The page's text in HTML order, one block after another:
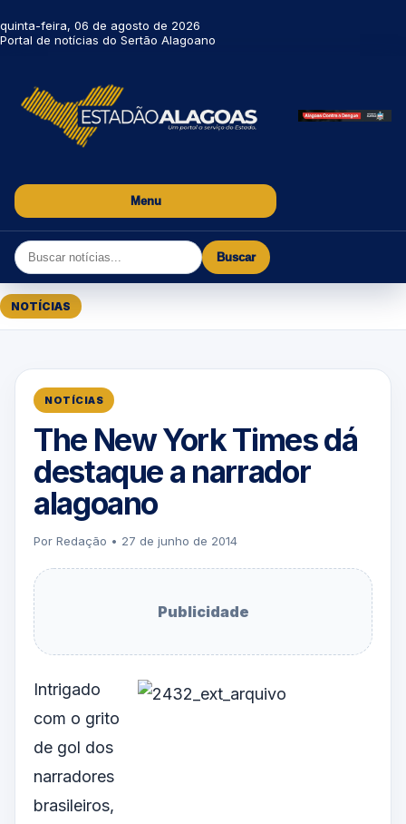
quinta-feira, 06 de agosto de 2026
Portal de notícias do Sertão Alagoano
Menu
Buscar
NOTÍCIAS
NOTÍCIAS
The New York Times dá
destaque a narrador
alagoano
Por Redação • 27 de junho de 2014
Publicidade
Intrigado
com o grito
de gol dos
narradores
brasileiros,